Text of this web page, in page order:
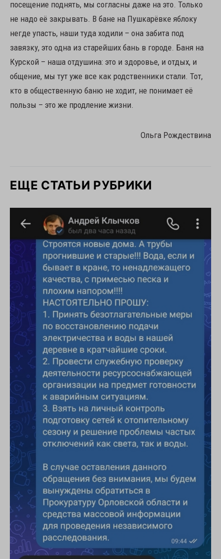
посещение поднять, мы согласны даже на это. Только
не надо её закрывать. В бане на Пушкарёвке яблоку
негде упасть, наши туда ходили – она забита под
завязку, это одна из старейших бань в городе. Баня на
Курской – наша отдушина: это и здоровье, и отдых, и
общение, мы тут уже все как родственники стали. Тот,
кто в общественную баню не ходит, не понимает её
пользы – это же продление жизни.
Ольга Рождествина
ЕЩЕ СТАТЬИ РУБРИКИ